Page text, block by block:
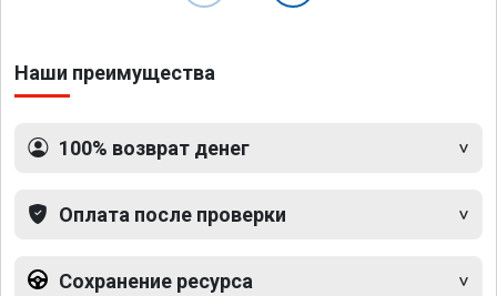
Наши преимущества
100% возврат денег
Оплата после проверки
Сохранение ресурса